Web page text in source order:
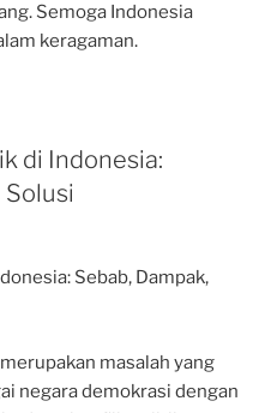
Semoga Indonesia
keragaman.
di Indonesia:
Solusi
Sebab, Dampak,
masalah yang
negara demokrasi dengan